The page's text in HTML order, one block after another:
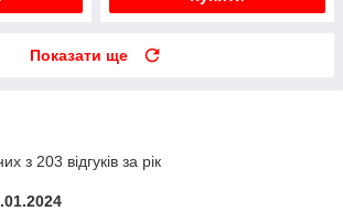
Показати ще
з 203 відгуків за рік